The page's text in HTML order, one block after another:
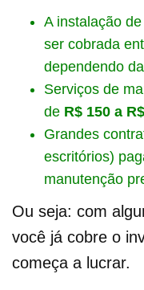
A instalação
ser cobrada
dependendo
Serviços de
de R$ 150 a
Grandes
escritórios)
manutenção
Ou seja: com
você já cobre o
começa a lucrar.